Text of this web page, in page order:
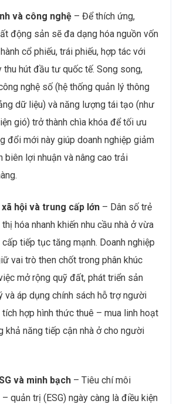
và công nghệ – Để thích ứng,
động sản sẽ đa dạng hóa nguồn vốn
cổ phiếu, trái phiếu, hợp tác với
thu hút đầu tư quốc tế. Song song,
nghệ số (hệ thống quản lý thông
dữ liệu) và năng lượng tái tạo (như
gió) trở thành chìa khóa để tối ưu
đổi mới này giúp doanh nghiệp giảm
biên lợi nhuận và nâng cao trải
xã hội và trung cấp lớn – Dân số trẻ
hóa nhanh khiến nhu cầu nhà ở vừa
tiếp tục tăng mạnh. Doanh nghiệp
vai trò then chốt trong phân khúc
mở rộng quỹ đất, phát triển sản
và áp dụng chính sách hỗ trợ người
tích hợp hình thức thuê – mua linh hoạt
khả năng tiếp cận nhà ở cho người
và minh bạch – Tiêu chí môi
quản trị (ESG) ngày càng là điều kiện